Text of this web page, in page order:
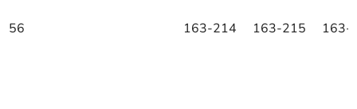
56 163-214 163-215 163-